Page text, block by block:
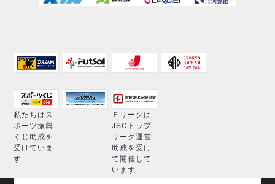
私たちはス
ポーツ振興
くじ助成を
受けていま
す
Ｆリーグは
JSCトップ
リーグ運営
助成を受け
て開催して
います